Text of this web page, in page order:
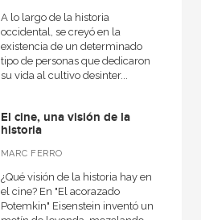
A lo largo de la historia
occidental, se creyó en la
existencia de un determinado
tipo de personas que dedicaron
su vida al cultivo desinter...
El cine, una visión de la
historia
MARC FERRO
¿Qué visión de la historia hay en
el cine? En "El acorazado
Potemkin" Eisenstein inventó un